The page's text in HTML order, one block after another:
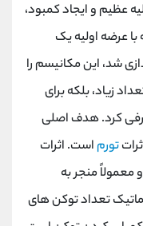
عظیم و ایجاد کمبود،
عرضه اولیه یک
راه اندازی شد، این مکانیسم را
زیاد، بلکه برای
کرد. هدف اصلی
تورم است. اثرات
معمولاً منجر به
تعداد توکن ‌های